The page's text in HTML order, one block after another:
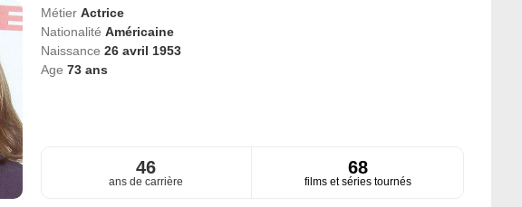
Métier Actrice
Nationalité Américaine
Naissance 26 avril 1953
Age 73ans
46
ans de carrière
68
films et séries tournés